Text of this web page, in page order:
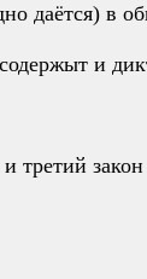
даётся) в
содержыт и
третий